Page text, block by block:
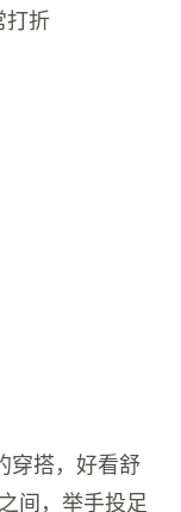
打折
穿搭，好看舒
间，举手投足